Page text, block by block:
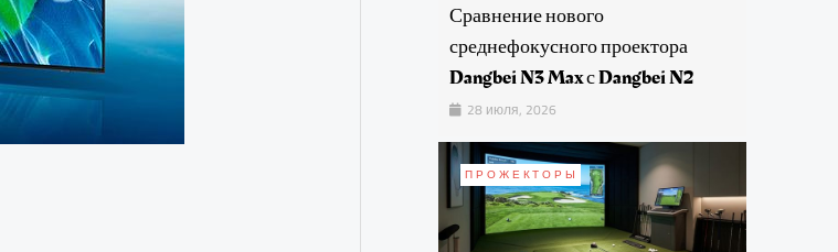
Сравнение нового
среднефокусного проектора
Dangbei N3 Max с Dangbei N2
28 июля, 2026
ПРОЖЕКТОРЫ